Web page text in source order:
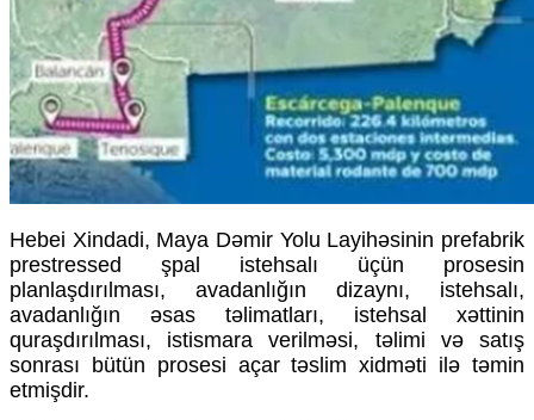
Hebei Xindadi, Maya Dəmir Yolu Layihəsinin prefabrik
prestressed şpal istehsalı üçün prosesin
planlaşdırılması, avadanlığın dizaynı, istehsalı,
avadanlığın əsas təlimatları, istehsal xəttinin
quraşdırılması, istismara verilməsi, təlimi və satış
sonrası bütün prosesi açar təslim xidməti ilə təmin
etmişdir.